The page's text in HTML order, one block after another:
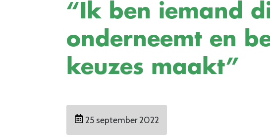
“Ik ben iemand
onderneemt en
keuzes maakt”
25 september 2022